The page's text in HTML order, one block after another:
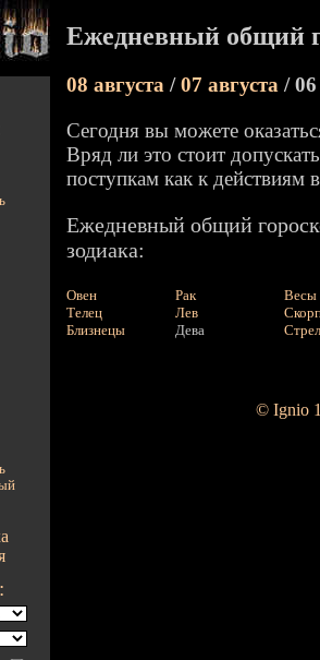
Ежедневный общий
08 августа /07 августа /
Сегодня вы можете
Вряд ли это стоит
поступкам как к действиям
Ежедневный общий
зодиака:
Овен
Телец
Близнецы
Рак
Лев
Дева
Весы
© Ignio